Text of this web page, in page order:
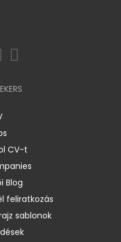
CV-t
Blog
feliratkozás
sablonok